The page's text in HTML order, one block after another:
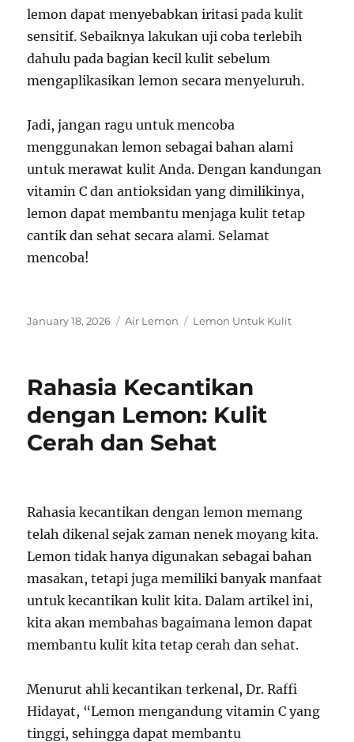
lemon dapat menyebabkan iritasi pada kulit
sensitif. Sebaiknya lakukan uji coba terlebih
dahulu pada bagian kecil kulit sebelum
mengaplikasikan lemon secara menyeluruh.
Jadi, jangan ragu untuk mencoba
menggunakan lemon sebagai bahan alami
untuk merawat kulit Anda. Dengan kandungan
vitamin C dan antioksidan yang dimilikinya,
lemon dapat membantu menjaga kulit tetap
cantik dan sehat secara alami. Selamat
mencoba!
Posted
January 18, 2026 Categories
Air Lemon Tags
Lemon Untuk Kulit
Rahasia Kecantikan
dengan Lemon: Kulit
Cerah dan Sehat
Rahasia kecantikan dengan lemon memang
telah dikenal sejak zaman nenek moyang kita.
Lemon tidak hanya digunakan sebagai bahan
masakan, tetapi juga memiliki banyak manfaat
untuk kecantikan kulit kita. Dalam artikel ini,
kita akan membahas bagaimana lemon dapat
membantu kulit kita tetap cerah dan sehat.
Menurut ahli kecantikan terkenal, Dr. Raffi
Hidayat, “Lemon mengandung vitamin C yang
tinggi, sehingga dapat membantu